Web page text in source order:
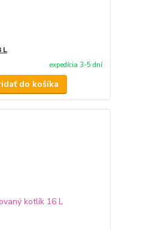
L
expedícia 3-5 dní
do košíka